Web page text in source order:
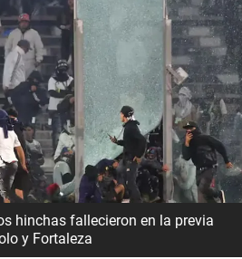
hinchas fallecieron en la previa
y Fortaleza